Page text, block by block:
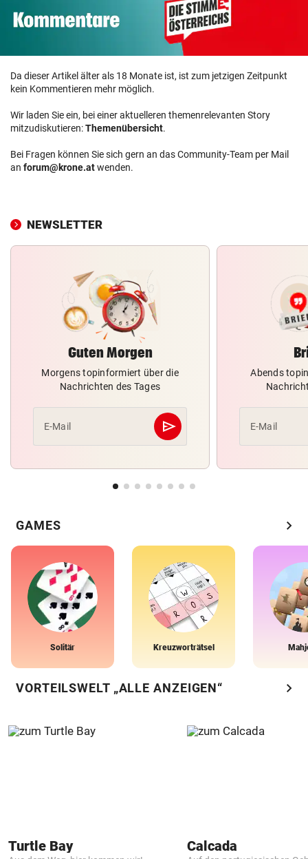
Da dieser Artikel älter als 18 Monate ist, ist zum jetzigen Zeitpunkt
kein Kommentieren mehr möglich.
Wir laden Sie ein, bei einer aktuelleren themenrelevanten Story
mitzudiskutieren:Themenübersicht.
Bei Fragen können Sie sich gern an das Community-Team per Mail
an forum@krone.atwenden.
NEWSLETTER
Guten Morgen
Morgens topinformiert über die
Nachrichten des Tages
E-Mail send
Abschicken
Abends
E-Mail
GAMES chevron_right
Solitär Kreuzworträtsel
VORTEILSWELT „ALLE ANZEIGEN“ chevron_right
Turtle Bay Calcada